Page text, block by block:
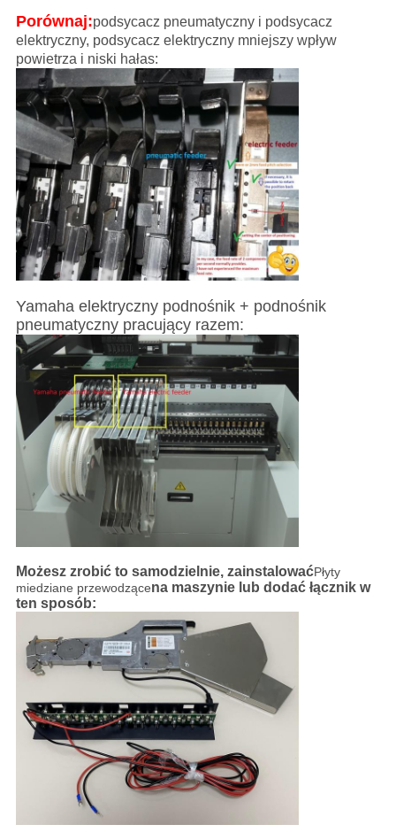
Porównaj:podsycacz pneumatyczny i podsycacz
elektryczny, podsycacz elektryczny mniejszy wpływ
powietrza i niski hałas:
Yamaha elektryczny podnośnik + podnośnik
pneumatyczny pracujący razem:
Możesz zrobić to samodzielnie, zainstalowaćPłyty
miedziane przewodzącena maszynie lub dodać łącznik w
ten sposób: